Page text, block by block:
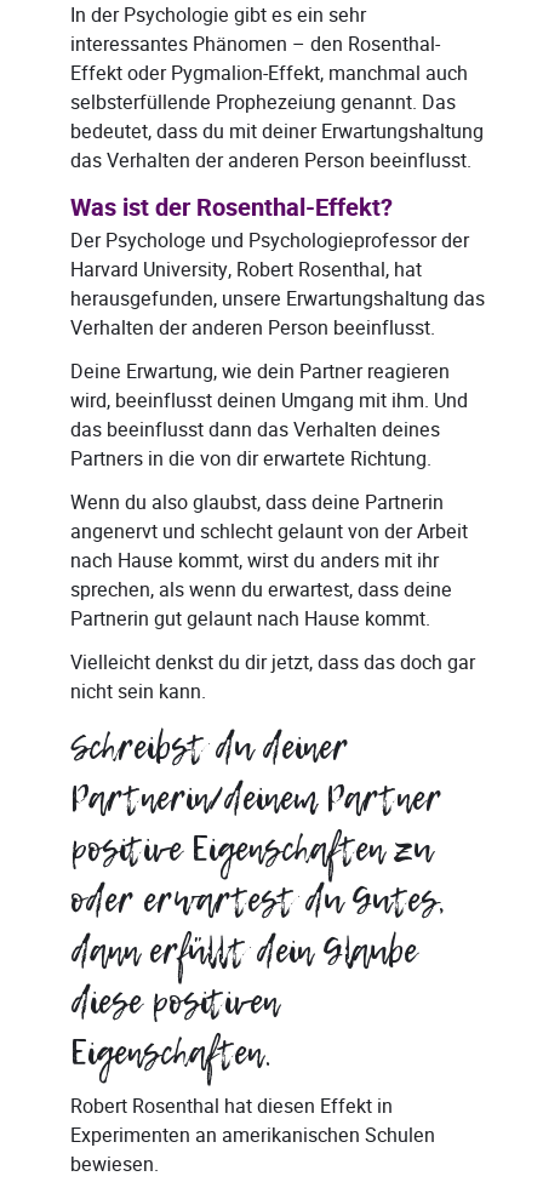
In der Psychologie gibt es ein sehr
interessantes Phänomen – den Rosenthal-
Effekt oder Pygmalion-Effekt, manchmal auch
selbsterfüllende Prophezeiung genannt. Das
bedeutet, dass du mit deiner Erwartungshaltung
das Verhalten der anderen Person beeinflusst.
Was ist der Rosenthal-Effekt?
Der Psychologe und Psychologieprofessor der
Harvard University, Robert Rosenthal, hat
herausgefunden, unsere Erwartungshaltung das
Verhalten der anderen Person beeinflusst.
Deine Erwartung, wie dein Partner reagieren
wird, beeinflusst deinen Umgang mit ihm. Und
das beeinflusst dann das Verhalten deines
Partners in die von dir erwartete Richtung.
Wenn du also glaubst, dass deine Partnerin
angenervt und schlecht gelaunt von der Arbeit
nach Hause kommt, wirst du anders mit ihr
sprechen, als wenn du erwartest, dass deine
Partnerin gut gelaunt nach Hause kommt.
Vielleicht denkst du dir jetzt, dass das doch gar
nicht sein kann.
Schreibst du deiner
Partnerin/deinem Partner
positive Eigenschaften zu
oder erwartest du Gutes,
dann erfüllt dein Glaube
diese positiven
Eigenschaften.
Robert Rosenthal hat diesen Effekt in
Experimenten an amerikanischen Schulen
bewiesen.